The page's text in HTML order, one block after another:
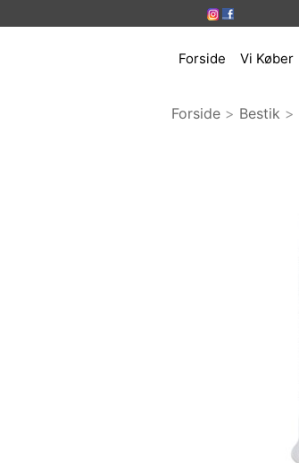
Forside Vi Køber
Forside > Bestik >